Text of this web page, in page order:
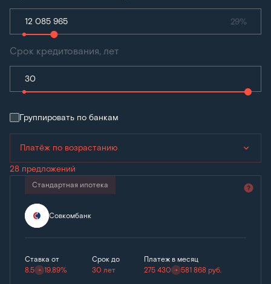
29%
Срок кредитования, лет
Группировать по банкам
Платёж по возрастанию
28 предложений
Стандартная ипотека
Совкомбанк
Ставка от
8.5
19.89%
Срок до
30 лет
Платеж в месяц
275 430
581 868руб.